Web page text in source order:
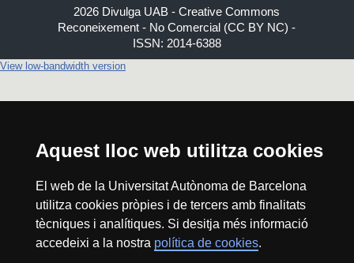
Aquest lloc web utilitza cookies
El web de la Universitat Autònoma de Barcelona
utilitza cookies pròpies i de tercers amb finalitats
tècniques i analítiques. Si desitja més informació
accedeixi a la nostra política de cookies.
2026 Divulga UAB - Creative Commons
Reconeixement - No Comercial (CC BY NC) -
ISSN: 2014-6388
View low-bandwidth version